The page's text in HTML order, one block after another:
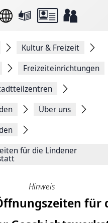
Kultur & Freizeit
Freizeiteinrichtungen
Über uns
für die Lindener
Hinweis
für